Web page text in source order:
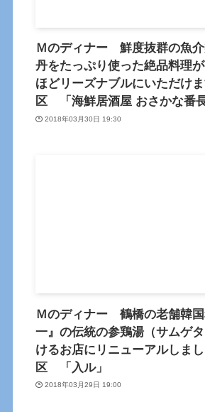
Ｍのディナー 鮮度抜群の魚
丹をたっぷり使った絶品料理
ほどリーズナブルにいただけ
区 「海鮮居酒屋 おさかな番長
2018年03月30日 19:30
Ｍのディナー 鶴橋の老舗韓
一』の伝統の参鶏湯（サムゲ
けるお店にリニューアルしま
区 「入ル」
2018年03月29日 19:00